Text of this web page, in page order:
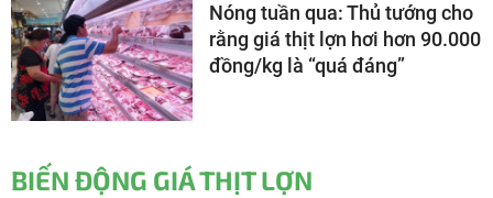
Nóng tuần qua: Thủ tướng cho
rằng giá thịt lợn hơi hơn 90.000
đồng/kg là “quá đáng”
BIẾN ĐỘNG GIÁ THỊT LỢN